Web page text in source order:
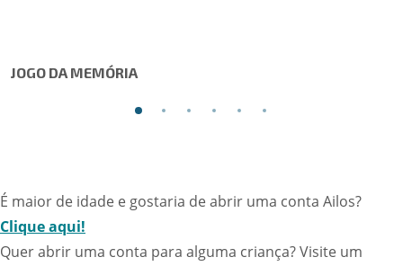
JOGO DA MEMÓRIA
É maior de idade e gostaria de abrir uma conta Ailos?
Clique aqui!
Quer abrir uma conta para alguma criança? Visite um